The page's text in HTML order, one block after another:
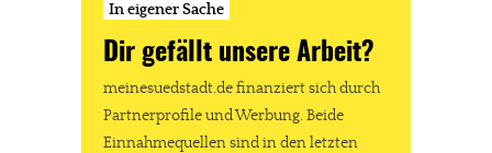
In eigener Sache
Dir gefällt unsere Arbeit?
meinesuedstadt.de finanziert sich durch
Partnerprofile und Werbung. Beide
Einnahmequellen sind in den letzten